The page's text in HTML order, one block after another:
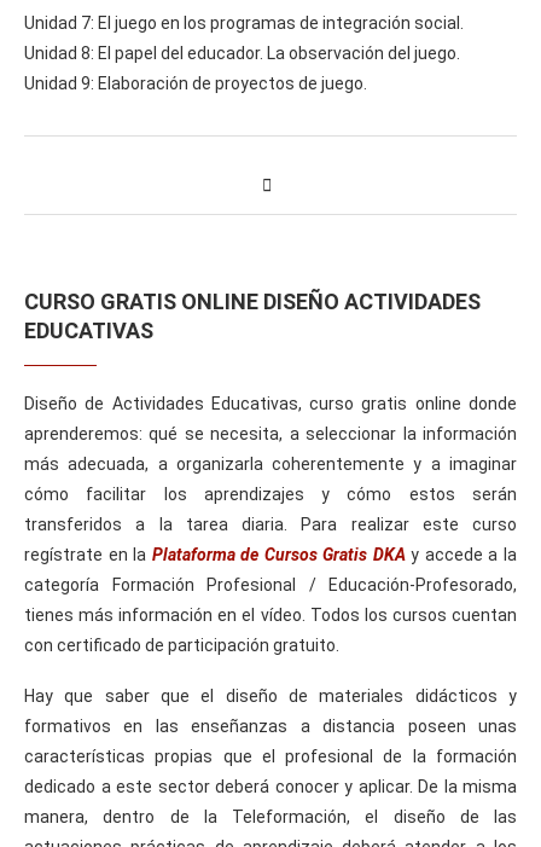
Unidad 7: El juego en los programas de integración social.
Unidad 8: El papel del educador. La observación del juego.
Unidad 9: Elaboración de proyectos de juego.
CURSO GRATIS ONLINE DISEÑO ACTIVIDADES
EDUCATIVAS
Diseño de Actividades Educativas, curso gratis online donde
aprenderemos: qué se necesita, a seleccionar la información
más adecuada, a organizarla coherentemente y a imaginar
cómo facilitar los aprendizajes y cómo estos serán
transferidos a la tarea diaria. Para realizar este curso
regístrate en la Plataforma de Cursos Gratis DKAy accede a la
categoría Formación Profesional / Educación-Profesorado,
tienes más información en el vídeo. Todos los cursos cuentan
con certificado de participación gratuito.
Hay que saber que el diseño de materiales didácticos y
formativos en las enseñanzas a distancia poseen unas
características propias que el profesional de la formación
dedicado a este sector deberá conocer y aplicar. De la misma
manera, dentro de la Teleformación, el diseño de las